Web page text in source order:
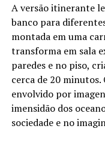
A versão itinerante
banco para
montada em uma
transforma em sala
paredes e no piso,
cerca de 20
envolvido por
imensidão dos
sociedade e no